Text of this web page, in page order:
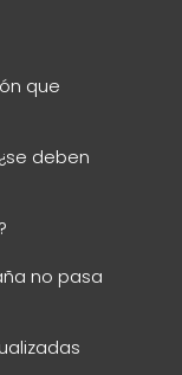
que
deben
no pasa